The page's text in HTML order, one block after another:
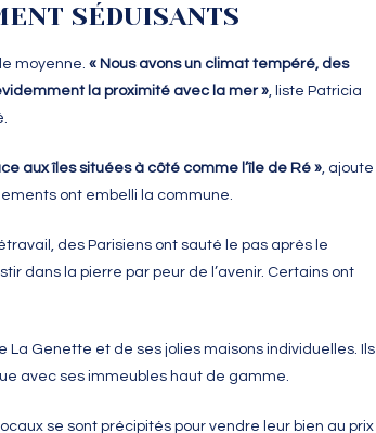
SÉDUISANTS
moyenne. « Nous avons un climat tempéré, des
la proximité avec la mer », liste Patricia
aux îles situées à côté comme l’île de Ré », ajoute
ont embelli la commune.
des Parisiens ont sauté le pas après le
dans la pierre par peur de l’avenir. Certains ont
La Genette et de ses jolies maisons individuelles. Ils
avec ses immeubles haut de gamme.
se sont précipités pour vendre leur bien au prix